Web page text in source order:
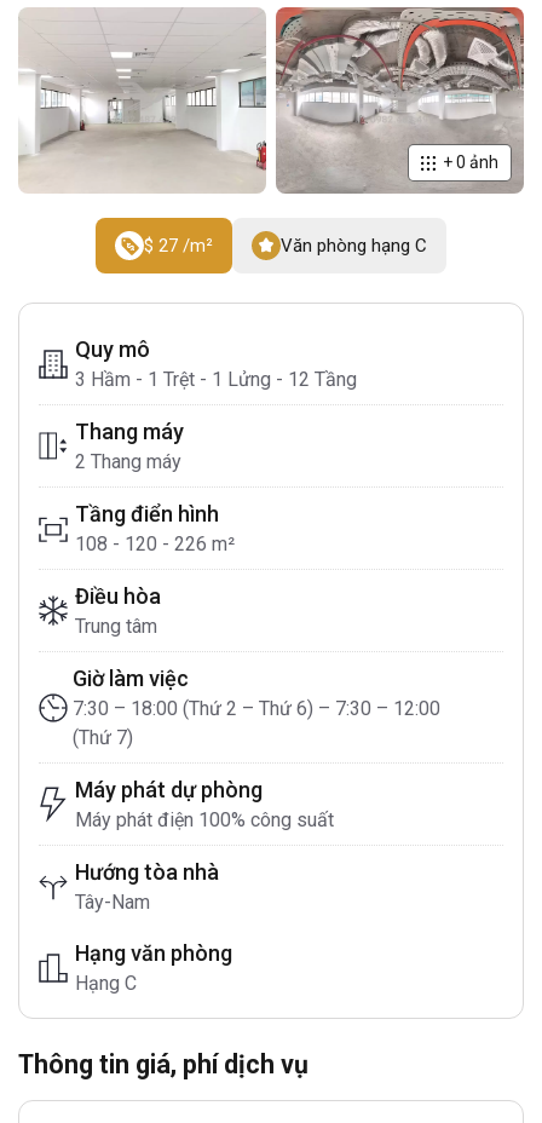
+0 ảnh
$ 27 /m² Văn phòng hạng C
Quy mô
3 Hầm - 1 Trệt - 1 Lửng - 12 Tầng
Thang máy
2 Thang máy
Tầng điển hình
108 - 120 - 226 m²
Điều hòa
Trung tâm
Giờ làm việc
7:30 – 18:00 (Thứ 2 – Thứ 6) – 7:30 – 12:00
(Thứ 7)
Máy phát dự phòng
Máy phát điện 100% công suất
Hướng tòa nhà
Tây-Nam
Hạng văn phòng
Hạng C
Thông tin giá, phí dịch vụ